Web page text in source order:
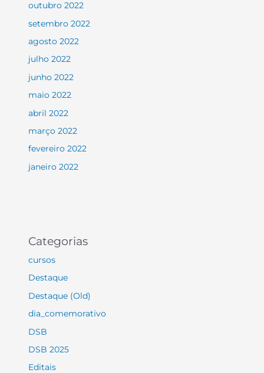
outubro 2022
setembro 2022
agosto 2022
julho 2022
junho 2022
maio 2022
abril 2022
março 2022
fevereiro 2022
janeiro 2022
Categorias
cursos
Destaque
Destaque (Old)
dia_comemorativo
DSB
DSB 2025
Editais